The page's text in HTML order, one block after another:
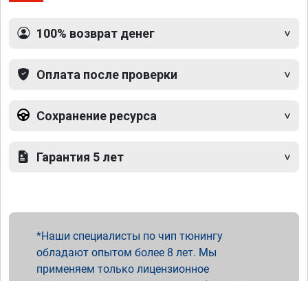
100% возврат денег
Оплата после проверки
Сохранение ресурса
Гарантия 5 лет
Наши специалисты по чип тюнингу
обладают опытом более 8 лет. Мы
применяем только лицензионное